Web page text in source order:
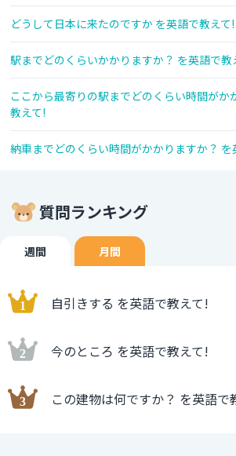
どうして日本に来たのですか を英語で教えて!
駅までどのくらいかかりますか？ を英語で教
ここから最寄りの駅までどのくらい時間がか
教えて!
納車までどのくらい時間がかかりますか？ を
質問ランキング
週間 月間
自引きする を英語で教えて!
今のところ を英語で教えて!
この建物は何ですか？ を英語で